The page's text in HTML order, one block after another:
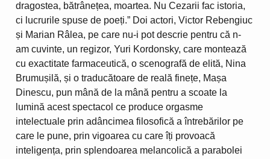
dragostea, bătrânețea, moartea. Nu Cezarii fac istoria,
ci lucrurile spuse de poeți.” Doi actori, Victor Rebengiuc
și Marian Râlea, pe care nu-i pot descrie pentru că n-
am cuvinte, un regizor, Yuri Kordonsky, care montează
cu exactitate farmaceutică, o scenografă de elită, Nina
Brumușilă, și o traducătoare de reală finețe, Mașa
Dinescu, pun mână de la mână pentru a scoate la
lumină acest spectacol ce produce orgasme
intelectuale prin adâncimea filosofică a întrebărilor pe
care le pune, prin vigoarea cu care îți provoacă
inteligența, prin splendoarea melancolică a parabolei